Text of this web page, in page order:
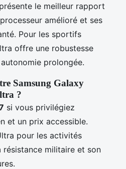
le meilleur rapport
amélioré et ses
Pour les sportifs
offre une robustesse
prolongée.
Samsung Galaxy
?
si vous privilégiez
et un prix accessible.
pour les activités
militaire et son